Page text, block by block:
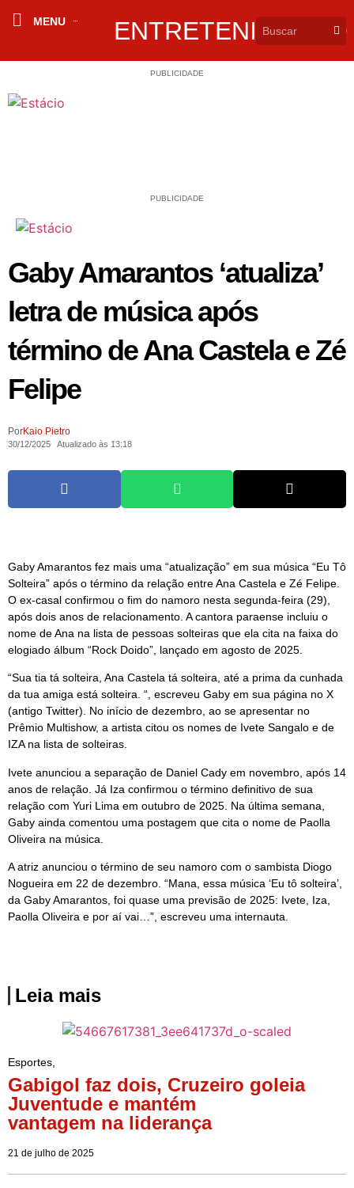
MENU ENTRETENIMENTO
PUBLICIDADE
PUBLICIDADE
Gaby Amarantos ‘atualiza’
letra de música após
término de Ana Castela e Zé
Felipe
PorKaio Pietro
30/12/2025 Atualizado às 13:18
Gaby Amarantos fez mais uma “atualização” em sua música “Eu Tô
Solteira” após o término da relação entre Ana Castela e Zé Felipe.
O ex-casal confirmou o fim do namoro nesta segunda-feira (29),
após dois anos de relacionamento. A cantora paraense incluiu o
nome de Ana na lista de pessoas solteiras que ela cita na faixa do
elogiado álbum “Rock Doido”, lançado em agosto de 2025.
“Sua tia tá solteira, Ana Castela tá solteira, até a prima da cunhada
da tua amiga está solteira. “, escreveu Gaby em sua página no X
(antigo Twitter). No início de dezembro, ao se apresentar no
Prêmio Multishow, a artista citou os nomes de Ivete Sangalo e de
IZA na lista de solteiras.
Ivete anunciou a separação de Daniel Cady em novembro, após 14
anos de relação. Já Iza confirmou o término definitivo de sua
relação com Yuri Lima em outubro de 2025. Na última semana,
Gaby ainda comentou uma postagem que cita o nome de Paolla
Oliveira na música.
A atriz anunciou o término de seu namoro com o sambista Diogo
Nogueira em 22 de dezembro. “Mana, essa música ‘Eu tô solteira’,
da Gaby Amarantos, foi quase uma previsão de 2025: Ivete, Iza,
Paolla Oliveira e por aí vai…”, escreveu uma internauta.
Leia mais
Esportes,
Gabigol faz dois, Cruzeiro goleia
Juventude e mantém
vantagem na liderança
21 de julho de 2025